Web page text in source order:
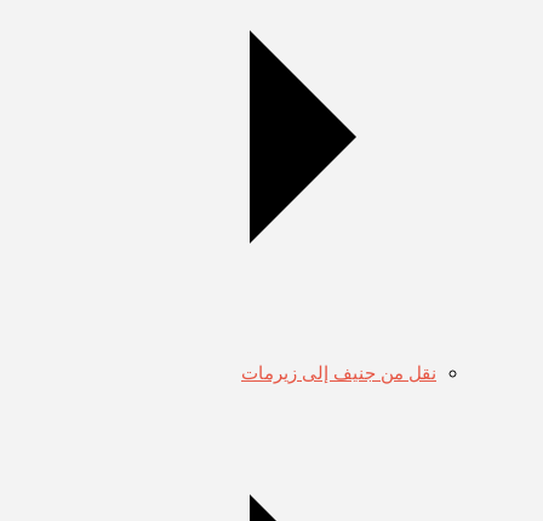
نقل من جنيف إلى زيرمات